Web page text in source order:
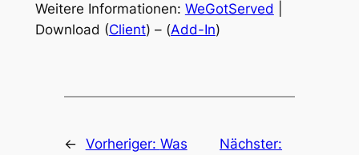
Weitere Informationen: WeGotServed
Download (Client) – (Add-In)
← Vorheriger: Was
Nächster: